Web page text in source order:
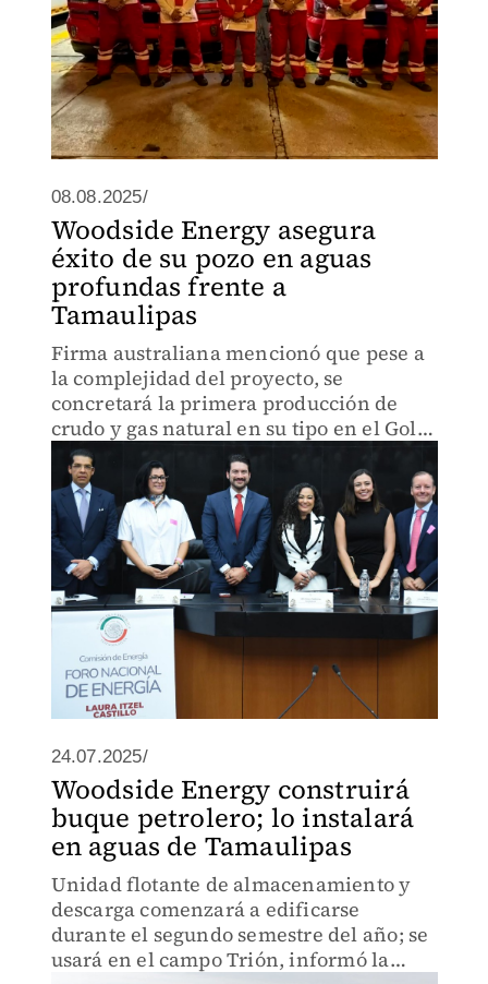
08.08.2025/
Woodside Energy asegura
éxito de su pozo en aguas
profundas frente a
Tamaulipas
Firma australiana mencionó que pese a
la complejidad del proyecto, se
concretará la primera producción de
crudo y gas natural en su tipo en el Golfo
de México
24.07.2025/
Woodside Energy construirá
buque petrolero; lo instalará
en aguas de Tamaulipas
Unidad flotante de almacenamiento y
descarga comenzará a edificarse
durante el segundo semestre del año; se
usará en el campo Trión, informó la